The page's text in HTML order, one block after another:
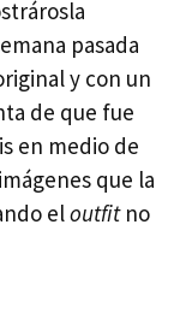
pasada
y con un
de que fue
en medio de
que la
eloutfitno